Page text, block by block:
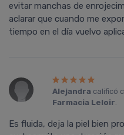
evitar manchas de
aclarar que cuando me
tiempo en el día vuelvo
Alejandra calificó
Farmacia Leloir.
Es fluida, deja la piel bien